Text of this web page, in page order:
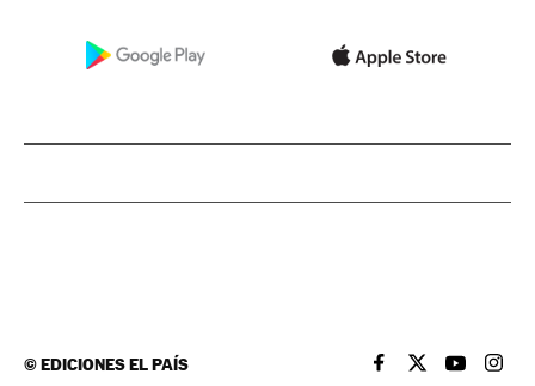
©EDICIONES EL PAÍS EL PAÍS BRASIL EN
EL PAÍSEL PAÍS
EL